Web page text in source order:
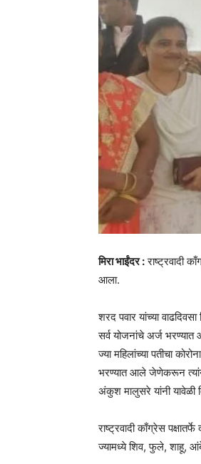
मिरा भाईंदर :राष्ट्रवादी
आला.
शरद पवार यांच्या
सर्व योजनांचे अर्ज
ज्या महिलांच्या पतीचा
भरण्यात आले जेणेकरून त्यांना
अंकुश मालुसरे यांनी यावेळी
राष्ट्रवादी काँग्रेस
ज्यामध्ये शिव, फुले, शाहू,